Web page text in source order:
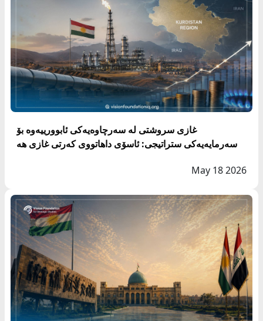
غازی سروشتی لە سەرچاوەیەكى ئابوورییەوە بۆ
سەرمايەیەکی ستراتیجی: ئاسۆی داهاتووى کەرتی غازی هه
May 18 2026